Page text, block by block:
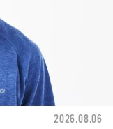
2026.08.06